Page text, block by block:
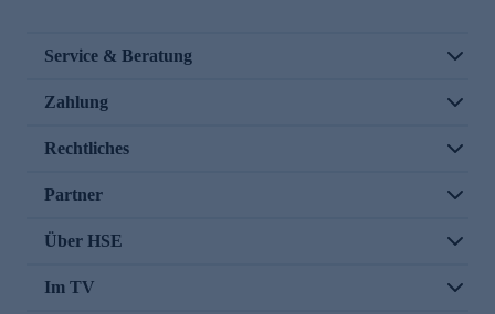
Service & Beratung
Zahlung
Rechtliches
Partner
Über HSE
Im TV